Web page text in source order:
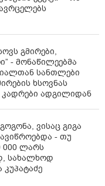
გმირები,
- მონაწილეებმა
სანთლები
ხსოვნას
კადრები ადგილიდან
ვისაც გიგა
- თუ
000 ლარს
სახალხოდ
კუპატაძე